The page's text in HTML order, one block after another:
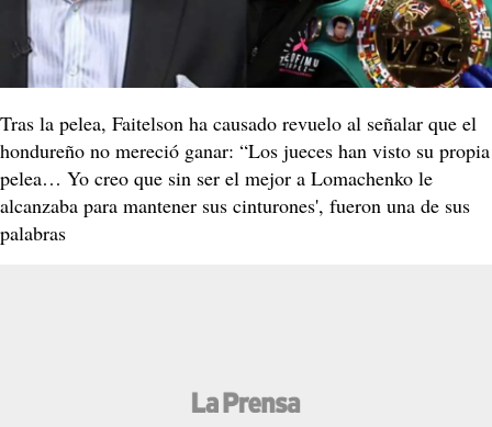
Tras la pelea, Faitelson ha causado revuelo al señalar que el
hondureño no mereció ganar: “Los jueces han visto su propia
pelea… Yo creo que sin ser el mejor a Lomachenko le
alcanzaba para mantener sus cinturones', fueron una de sus
palabras